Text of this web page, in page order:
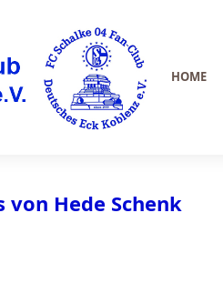
HOME
von Hede Schenk